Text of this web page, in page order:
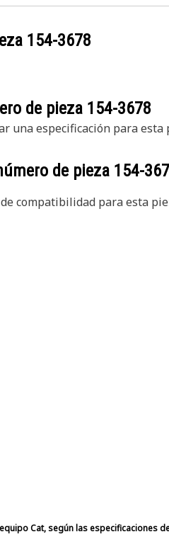
154-3678
de pieza 154-3678
una especificación para esta
de pieza 154-
compatibilidad para esta
Cat, según las especificaciones